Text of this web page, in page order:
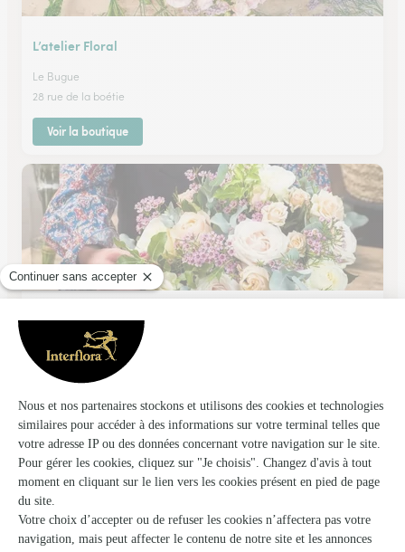
L’atelier Floral
Le Bugue
28 rue de la boétie
Voir la boutique
L’orchidee
Castillonnes
★★
4.4 (7)
58, Grand Rue
Voir la boutique
Ils ont fait livrer des fleurs ou une plante à